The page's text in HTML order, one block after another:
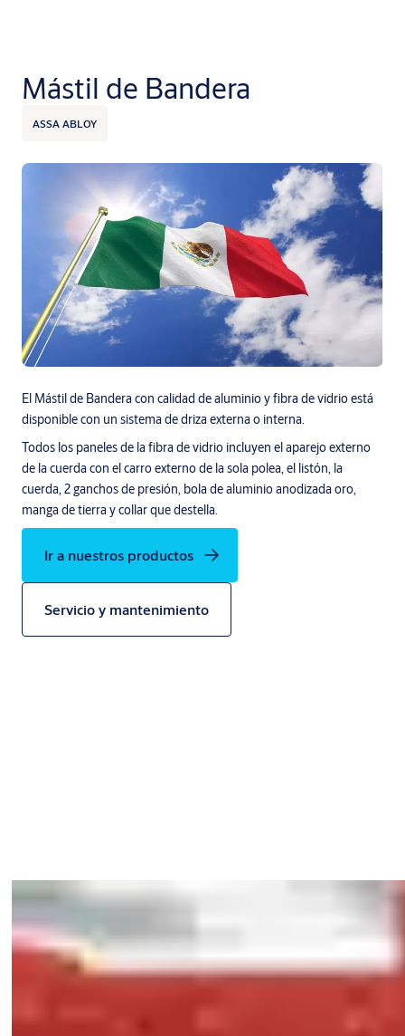
Mástil de Bandera
ASSA ABLOY
El Mástil de Bandera con calidad de aluminio y fibra de vidrio está
disponible con un sistema de driza externa o interna.
Todos los paneles de la fibra de vidrio incluyen el aparejo externo
de la cuerda con el carro externo de la sola polea, el listón, la
cuerda, 2 ganchos de presión, bola de aluminio anodizada oro,
manga de tierra y collar que destella.
Ir a nuestros productos
Servicio y mantenimiento
Varios tamaños de 15 ', 20', 25 ', 30', 35 ', 40', 50 ', 60', 70 'y 80'
Diámetros de 3 ", 4", 5 ", 6", 7 ", 8", 10 "y 12"